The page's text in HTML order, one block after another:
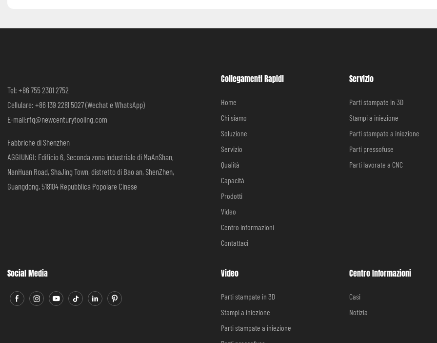
Tel: +86 755 2301 2752
Cellulare: +86 139 2281 5027 (Wechat e WhatsApp)
E-mail:rfq@newcenturytooling.com
Fabbriche di Shenzhen
AGGIUNGI: Edificio 6, Seconda zona industriale di MaAnShan,
NanHuan Road, ShaJing Town, distretto di Bao an, ShenZhen,
Guangdong, 518104 Repubblica Popolare Cinese
Collegamenti Rapidi
Home
Chi siamo
Soluzione
Servizio
Qualità
Capacità
Prodotti
Video
Centro informazioni
Contattaci
Servizio
Parti stampate in 3D
Stampi a iniezione
Parti stampate a iniezione
Parti pressofuse
Parti lavorate a CNC
Social Media Video
Parti stampate in 3D
Stampi a iniezione
Parti stampate a iniezione
Centro Informazioni
Casi
Notizia